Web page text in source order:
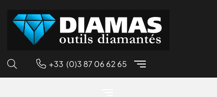
+33 (0)3 87 06 62 65